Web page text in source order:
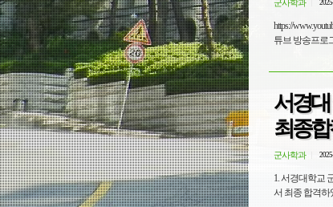
군사학과
https://www.youtube.com/
서경대
최종
군사학과
1. 서경대학교